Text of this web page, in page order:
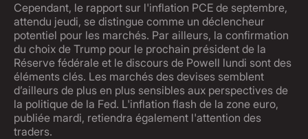
Cependant, le rapport sur l'inflation PCE de septembre,
attendu jeudi, se distingue comme un déclencheur
potentiel pour les marchés. Par ailleurs, la confirmation
du choix de Trump pour le prochain président de la
Réserve fédérale et le discours de Powell lundi sont des
éléments clés. Les marchés des devises semblent
d’ailleurs de plus en plus sensibles aux perspectives de
la politique de la Fed. L'inflation flash de la zone euro,
publiée mardi, retiendra également l'attention des
traders.